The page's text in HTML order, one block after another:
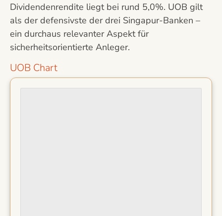
Dividendenrendite liegt bei rund 5,0%. UOB gilt
als der defensivste der drei Singapur-Banken –
ein durchaus relevanter Aspekt für
sicherheitsorientierte Anleger.
UOB Chart